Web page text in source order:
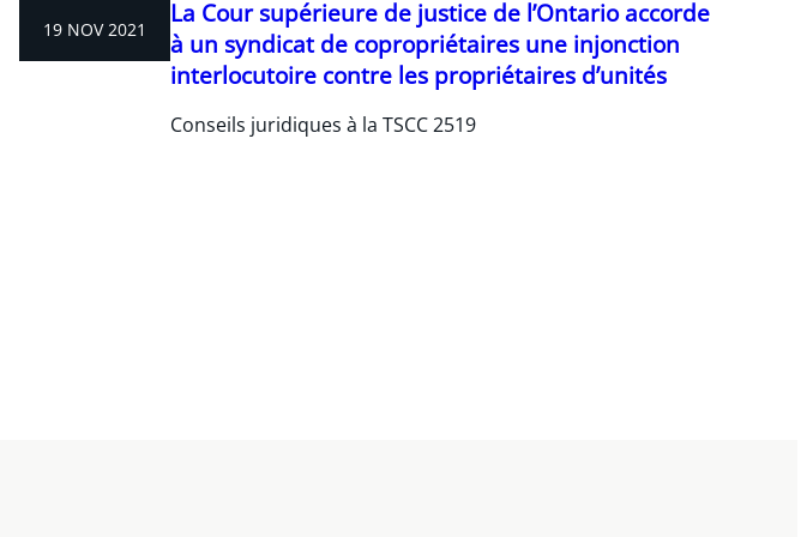
19 NOV 2021
La Cour supérieure de justice de l’Ontario accorde
à un syndicat de copropriétaires une injonction
interlocutoire contre les propriétaires d’unités
Conseils juridiques à la TSCC 2519